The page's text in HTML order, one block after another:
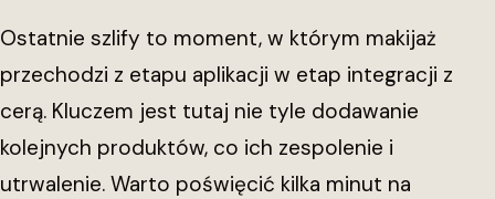
Ostatnie szlify to moment, w którym makijaż
przechodzi z etapu aplikacji w etap integracji z
cerą. Kluczem jest tutaj nie tyle dodawanie
kolejnych produktów, co ich zespolenie i
utrwalenie. Warto poświęcić kilka minut na